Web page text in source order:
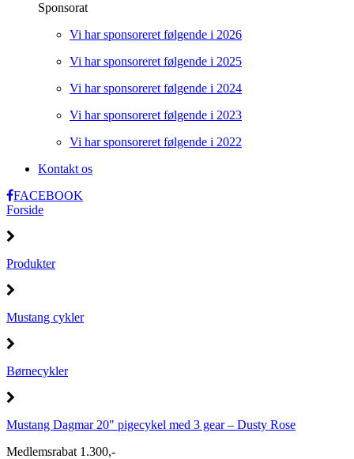
Sponsorat
Vi har sponsoreret følgende i 2026
Vi har sponsoreret følgende i 2025
Vi har sponsoreret følgende i 2024
Vi har sponsoreret følgende i 2023
Vi har sponsoreret følgende i 2022
Kontakt os
FACEBOOK
Forside
Produkter
Mustang cykler
Børnecykler
Mustang Dagmar 20" pigecykel med 3 gear – Dusty Rose
Medlemsrabat 1.300,-